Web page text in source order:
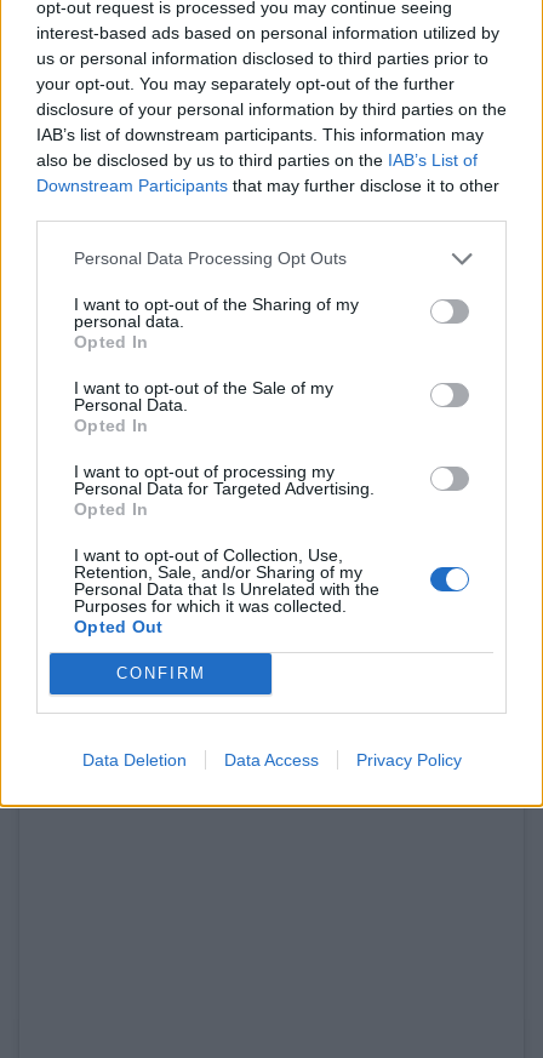
opt-out request is processed you may continue seeing
interest-based ads based on personal information utilized by
us or personal information disclosed to third parties prior to
your opt-out. You may separately opt-out of the further
disclosure of your personal information by third parties on the
IAB’s list of downstream participants. This information may
also be disclosed by us to third parties on the IAB’s List of
Downstream Participants that may further disclose it to other
Personal Data Processing Opt Outs
I want to opt-out of the Sharing of my
personal data.
Opted In
I want to opt-out of the Sale of my
Personal Data.
Opted In
I want to opt-out of processing my
Personal Data for Targeted Advertising.
Opted In
I want to opt-out of Collection, Use,
Retention, Sale, and/or Sharing of my
Personal Data that Is Unrelated with the
Purposes for which it was collected.
Opted Out
CONFIRM
Data Deletion Data Access Privacy Policy
Δείτε αυτή τη δημοσίευση στο Instagram.
Η δημοσίευση κοινοποιήθηκε από το χρήστη Limnos island (@limnos_island)
Η λίμνη Αλυκή είναι μια αλμυρή λιμνοθάλασσα
που όμως κατά τους καλοκαιρινούς μήνες (και τους
περισσότερους του χρόνου) δεν έχει νερό αλλά
μόνο αλάτι! Βρίσκεται στη Βορειοανατολική
Αλεξάνδρου και είναι ένα μέρος που αξίζει να
δεις και να φωτογραφίσεις! Εδώ σκεφτείτε, έχουν
γίνει editorial για Fashion περιοδικά.
Αξίζει να σημειωθεί ότι στη λίμνη κατά την άνοιξη
μπορεί κανείς να δει έναν σημαντικό πληθυσμό
από Φλαμίνγκο.